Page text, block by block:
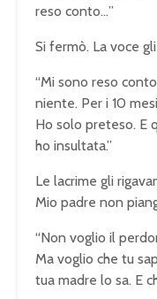
reso conto…”
Si fermò. La voce
“Mi sono reso
niente. Per i 10
Ho solo preteso. E
ho insultata.”
Le lacrime gli
Mio padre non
“Non voglio il
Ma voglio che tu
tua madre lo sa. E